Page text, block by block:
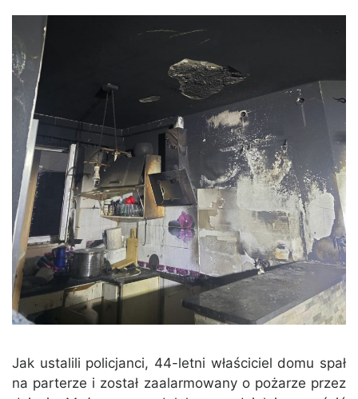
Jak ustalili policjanci, 44-letni właściciel domu spał
na parterze i został zaalarmowany o pożarze przez